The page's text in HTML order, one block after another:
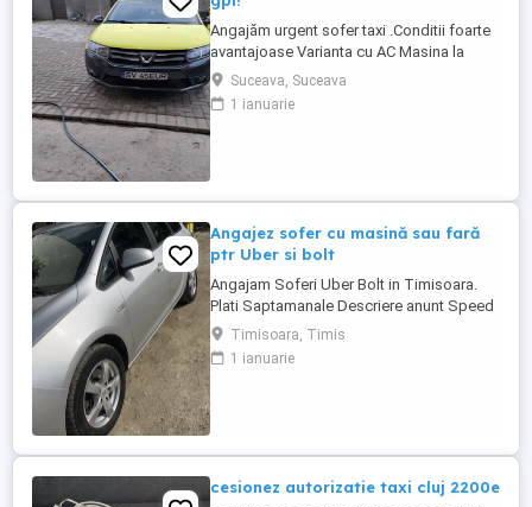
Angajăm urgent sofer taxi .Conditii foarte
avantajoase Varianta cu AC Masina la
dispoziția soferului .Pot fi si pensionari s-
au al doilea job .Vindem masini in rate cu
ramanere s au cedare.Mai multe detali la
Suceava, Suceava
1 ianuarie
Angajez sofer cu masină sau fară
ptr Uber si bolt
Angajam Soferi Uber Bolt in Timisoara.
Plati Saptamanale Descriere anunt Speed
Transport Innovation SRL recruteaza
soferi seriosi pentru activitate pe
platformele Uber si Bolt in Timisoara. Poti
Timisoara, Timis
1 ianuarie
cesionez autorizatie taxi cluj 2200e